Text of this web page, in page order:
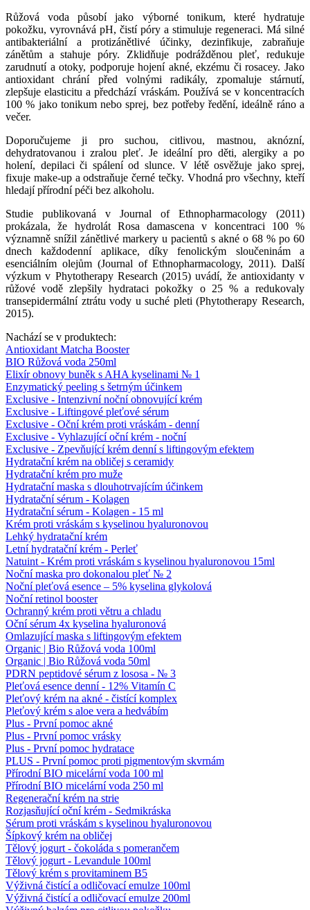
Růžová voda působí jako výborné tonikum, které hydratuje
pokožku, vyrovnává pH, čistí póry a stimuluje regeneraci. Má silné
antibakteriální a protizánětlivé účinky, dezinfikuje, zabraňuje
zánětům a stahuje póry. Zklidňuje podrážděnou pleť, redukuje
zarudnutí a otoky, podporuje hojení akné, ekzému či rosacey. Jako
antioxidant chrání před volnými radikály, zpomaluje stárnutí,
zlepšuje elasticitu a předchází vráskám. Používá se v koncentracích
100 % jako tonikum nebo sprej, bez potřeby ředění, ideálně ráno a
večer.
Doporučujeme ji pro suchou, citlivou, mastnou, aknózní,
dehydratovanou i zralou pleť. Je ideální pro děti, alergiky a po
holení, depilaci či spálení od slunce. V létě osvěžuje jako sprej,
fixuje make-up a odstraňuje černé tečky. Vhodná pro všechny, kteří
hledají přírodní péči bez alkoholu.
Studie publikovaná v Journal of Ethnopharmacology (2011)
prokázala, že hydrolát Rosa damascena v koncentraci 100 %
významně snížil zánětlivé markery u pacientů s akné o 68 % po 60
dnech každodenní aplikace, díky fenolickým sloučeninám a
esenciálním olejům (Journal of Ethnopharmacology, 2011). Další
výzkum v Phytotherapy Research (2015) uvádí, že antioxidanty v
růžové vodě zlepšily hydrataci pokožky o 25 % a redukovaly
transepidermální ztrátu vody u suché pleti (Phytotherapy Research,
2015).
Nachází se v produktech:
Antioxidant Matcha Booster
BIO Růžová voda 250ml
Elixír obnovy buněk s AHA kyselinami № 1
Enzymatický peeling s šetrným účinkem
Exclusive - Intenzivní noční obnovující krém
Exclusive - Liftingové pleťové sérum
Exclusive - Oční krém proti vráskám - denní
Exclusive - Vyhlazující oční krém - noční
Exclusive - Zpevňující krém denní s liftingovým efektem
Hydratační krém na obličej s ceramidy
Hydratační krém pro muže
Hydratační maska ​​s dlouhotrvajícím účinkem
Hydratační sérum - Kolagen
Hydratační sérum - Kolagen - 15 ml
Krém proti vráskám s kyselinou hyaluronovou
Lehký hydratační krém
Letní hydratační krém - Perleť
Natuint - Krém proti vráskám s kyselinou hyaluronovou 15ml
Noční maska pro dokonalou pleť № 2
Noční pleťová esence – 5% kyselina glykolová
Noční retinol booster
Ochranný krém proti větru a chladu
Oční sérum 4x kyselina hyaluronová
Omlazující maska ​​s liftingovým efektem
Organic | Bio Růžová voda 100ml
Organic | Bio Růžová voda 50ml
PDRN peptidové sérum z lososa - № 3
Pleťová esence denní - 12% Vitamín C
Pleťový krém na akné - čistící komplex
Pleťový krém s aloe vera a hedvábím
Plus - První pomoc akné
Plus - První pomoc vrásky
Plus - První pomoc hydratace
PLUS - První pomoc proti pigmentovým skvrnám
Přírodní BIO micelární voda 100 ml
Přírodní BIO micelární voda 250 ml
Regenerační krém na strie
Rozjasňující oční krém - Sedmikráska
Sérum proti vráskám s kyselinou hyaluronovou
Šípkový krém na obličej
Tělový jogurt - čokoláda s pomerančem
Tělový jogurt - Levandule 100ml
Tělový krém s provitaminem B5
Výživná čistící a odličovací emulze 100ml
Výživná čistící a odličovací emulze 200ml